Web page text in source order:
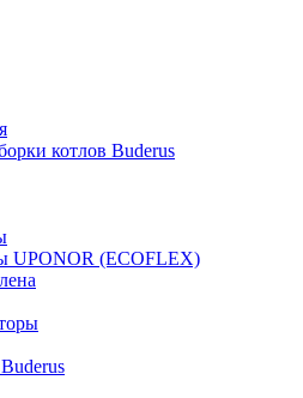
котлов Buderus
UPONOR (ECOFLEX)